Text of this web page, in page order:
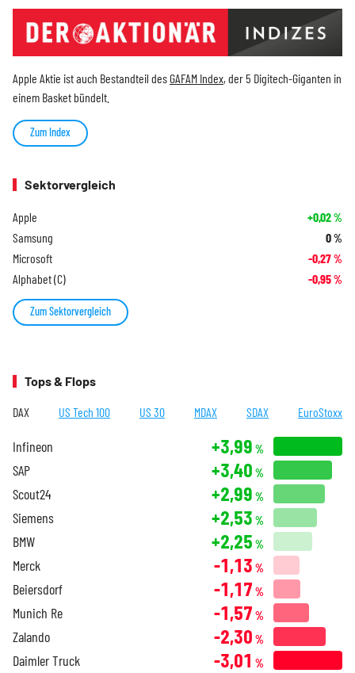
Apple Aktie ist auch Bestandteil desGAFAM Index, der 5 Digitech-Giganten in
einem Basket bündelt.
Zum Index
Sektorvergleich
Apple +0,02%
Samsung 0%
Microsoft -0,27%
Alphabet (C) -0,95%
Zum Sektorvergleich
Tops & Flops
DAX US Tech 100 US 30 MDAX SDAX EuroStoxx
Infineon +3,99 %
SAP +3,40 %
Scout24 +2,99 %
Siemens +2,53 %
BMW +2,25 %
Merck -1,13 %
Beiersdorf -1,17 %
Munich Re -1,57 %
Zalando -2,30 %
Daimler Truck -3,01 %